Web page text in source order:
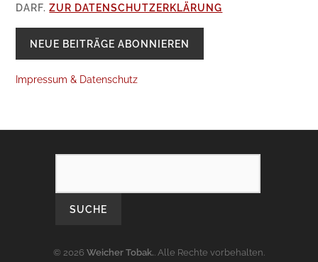
DARF.ZUR DATENSCHUTZERKLÄRUNG
Impressum & Datenschutz
SEARCH
© 2026 Weicher Tobak.. Alle Rechte vorbehalten.